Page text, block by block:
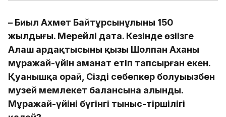
– Биыл Ахмет Байтұрсынұлының 150
жылдығы. Мерейлі дата. Кезінде өзіңізге
Алаш ардақтысының қызы Шолпан Ахаңның
мұражай-үйін аманат етіп тапсырған екен.
Қуанышқа орай, Сіздің себепкер болуыңызбен
музей мемлекет балансына алынды.
Мұражай-үйінің бүгінгі тыныс-тіршілігі